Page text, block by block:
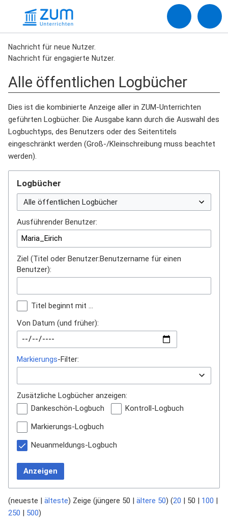
Nachricht für neue Nutzer.
Nachricht für engagierte Nutzer.
Alle öffentlichen Logbücher
Dies ist die kombinierte Anzeige aller in ZUM-Unterrichten
geführten Logbücher. Die Ausgabe kann durch die Auswahl des
Logbuchtyps, des Benutzers oder des Seitentitels
eingeschränkt werden (Groß-/Kleinschreibung muss beachtet
werden).
Logbücher
Ausführender Benutzer:
Ziel (Titel oder Benutzer:Benutzername für einen
Benutzer):
Titel beginnt mit …
Von Datum (und früher):
Markierungs-Filter:
Zusätzliche Logbücher anzeigen:
Dankeschön-Logbuch
Kontroll-Logbuch
Markierungs-Logbuch
Neuanmeldungs-Logbuch
Anzeigen
(neueste | älteste) Zeige (jüngere 50 | ältere 50) (20 | 50 | 100 |
250 | 500)